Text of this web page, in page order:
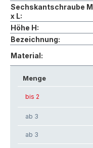
Sechskantschraube M
x L:
Höhe H:
Bezeichnung:
Material:
Menge
bis 2
ab 3
ab 3